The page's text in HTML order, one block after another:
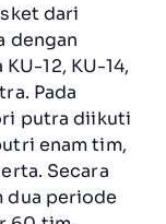
dari
dengan
12, KU-14,
Pada
putra diikuti
enam tim,
Secara
dua periode